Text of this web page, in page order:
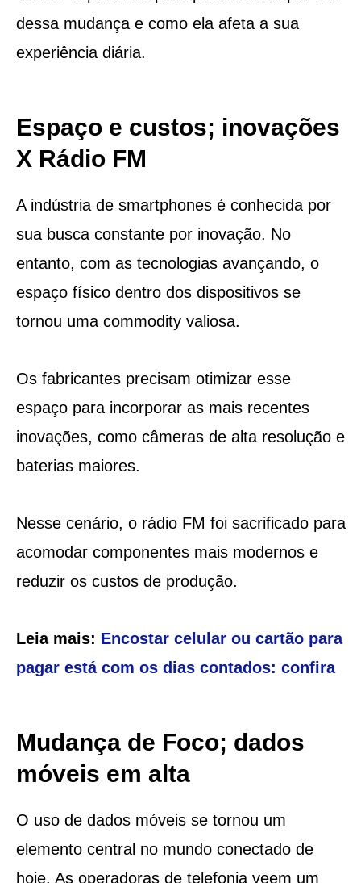
dessa mudança e como ela afeta a sua
experiência diária.
Espaço e custos; inovações
X Rádio FM
A indústria de smartphones é conhecida por
sua busca constante por inovação. No
entanto, com as tecnologias avançando, o
espaço físico dentro dos dispositivos se
tornou uma commodity valiosa.
Os fabricantes precisam otimizar esse
espaço para incorporar as mais recentes
inovações, como câmeras de alta resolução e
baterias maiores.
Nesse cenário, o rádio FM foi sacrificado para
acomodar componentes mais modernos e
reduzir os custos de produção.
Leia mais: Encostar celular ou cartão para
pagar está com os dias contados: confira
Mudança de Foco; dados
móveis em alta
O uso de dados móveis se tornou um
elemento central no mundo conectado de
hoje. As operadoras de telefonia veem um